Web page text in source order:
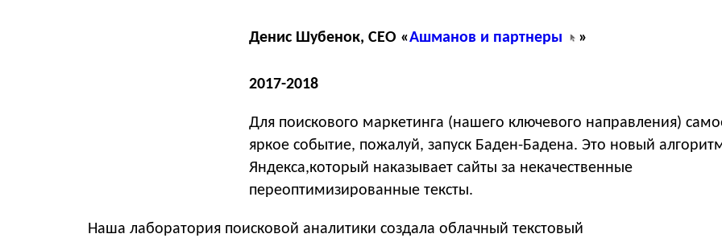
Денис Шубенок, CEO «Ашманов и партнеры »
2017-2018
Для поискового маркетинга (нашего ключевого направления)
яркое событие, пожалуй, запуск Баден-Бадена. Это новый
Яндекса,который наказывает сайты за некачественные
переоптимизированные тексты.
Наша лаборатория поисковой аналитики создала облачный текстовый